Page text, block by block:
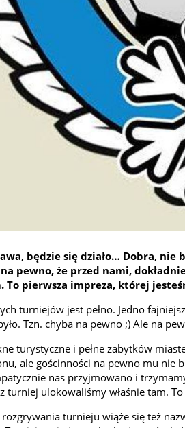
będzie się działo… Dobra, nie
pewno, że przed nami,
To pierwsza impreza, której
turniejów jest pełno. Jedno
Tzn. chyba na pewno ;) Ale na
turystyczne i pełne zabytków
ale gościnności na pewno mu nie
nas przyjmowano i
turniej ulokowaliśmy właśnie tam.
turnieju wiąże się też